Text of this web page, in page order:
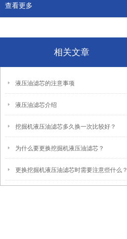
查看更多
相关文章
液压油滤芯的注意事项
液压油滤芯介绍
挖掘机液压油滤芯多久换一次比较好？
为什么要更换挖掘机液压油滤芯？
更换挖掘机液压油滤芯时需要注意些什么？